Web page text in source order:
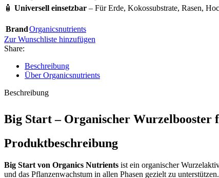
🧴 Universell einsetzbar – Für Erde, Kokossubstrate, Rasen,
BrandOrganicsnutrients
Zur Wunschliste hinzufügen
Share:
Beschreibung
Über Organicsnutrients
Beschreibung
Big Start – Organischer Wurzelbooster
Produktbeschreibung
Big Start von Organics Nutrients ist ein organischer
und das Pflanzenwachstum in allen Phasen gezielt zu